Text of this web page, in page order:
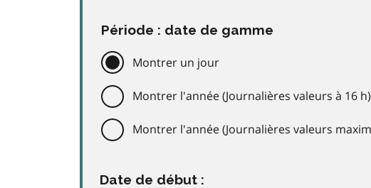
Période : date de gamme
Montrer un jour
Montrer l'année (Journalières valeurs à 16 h)
Montrer l'année (Journalières valeurs
Date de début :